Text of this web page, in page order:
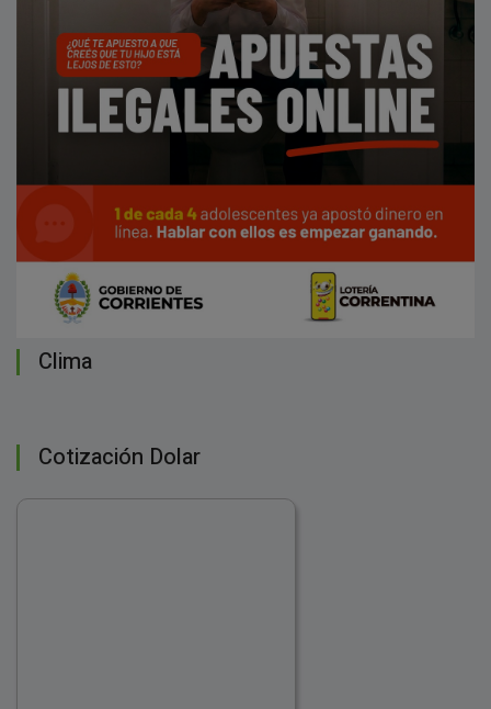
Clima
Cotización Dolar